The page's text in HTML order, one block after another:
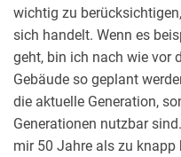
wichtig zu
sich handelt. Wenn es
geht, bin ich nach wie vor
Gebäude so geplant
die aktuelle Generation,
Generationen nutzbar
mir 50 Jahre als zu knapp